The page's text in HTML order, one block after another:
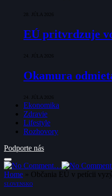
28. JÚLA 2026
EÚ pritvrdzuje
24. JÚLA 2026
Okamura
24. JÚLA 2026
Ekonomika
Zdravie
Lifestyle
Rozhovory
Podporte nás
Home » Občania EÚ v petícii
SLOVENSKO